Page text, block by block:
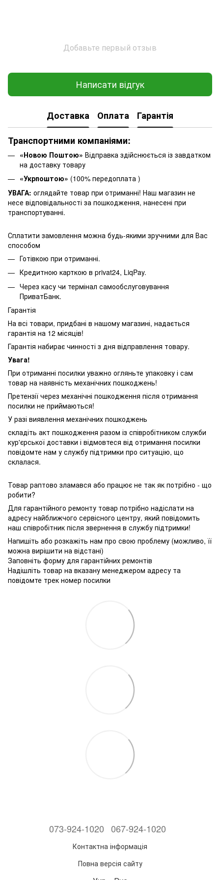
Добавьте первый отзыв
Написати відгук
Доставка Оплата
Гарантія
Транспортними компаніями:
«Новою Поштою» Відправка здійснюється із завдатком
на доставку товару
«Укрпоштою» (100% передоплата )
УВАГА: оглядайте товар при отриманні! Наш магазин не
несе відповідальності за пошкодження, нанесені при
транспортуванні.
Сплатити замовлення можна будь-якими зручними для Вас
способом
Готівкою при отриманні.
Кредитною карткою в privat24, LiqPay.
Через касу чи термінал самообслуговування
ПриватБанк.
Гарантія
На всі товари, придбані в нашому магазині, надається
гарантія на 12 місяців!
Гарантія набирає чинності з дня відправлення товару.
Увага!
При отриманні посилки уважно огляньте упаковку і сам
товар на наявність механічних пошкоджень!
Претензії через механічні пошкодження після отримання
посилки не приймаються!
У разі виявлення механічних пошкоджень
складіть акт пошкодження разом із співробітником служби
кур'єрської доставки і відмовтеся від отримання посилки
повідомте нам у службу підтримки про ситуацію, що
склалася.
Товар раптово зламався або працює не так як потрібно - що
робити?
Для гарантійного ремонту товар потрібно надіслати на
адресу найближчого сервісного центру, який повідомить
наш співробітник після звернення в службу підтримки!
Напишіть або розкажіть нам про свою проблему (можливо, її
можна вирішити на відстані)
Заповніть форму для гарантійних ремонтів
Надішліть товар на вказану менеджером адресу та
повідомте трек номер посилки
073-924-1020 067-924-1020
Контактна інформація
Повна версія сайту